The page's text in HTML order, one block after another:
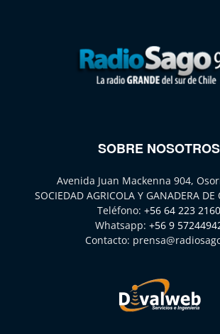
SOBRE NOSOTROS
Avenida Juan Mackenna 904,
SOCIEDAD AGRICOLA Y GANADERA DE
Teléfono: +56 64 223 2160
Whatsapp: +56 9
Contacto: